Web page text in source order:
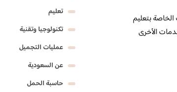
الخاصة بتعليم
الأخرى
تعليم
تكنولوجيا وتقنية
عمليات التجميل
عن السعودية
حاسبة الحمل